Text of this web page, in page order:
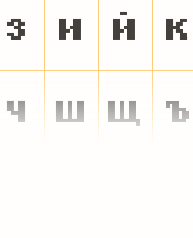
з и й к
ч ш щ ъ